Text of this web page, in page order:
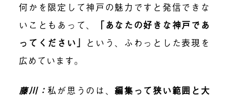
何かを限定して神戸の魅力ですと発信できな
いこともあって、
「あなたの好きな神戸であ
ってください 」 という、ふわっとした表現を
広めています。
藤川：私が思うのは、編集って狭い範囲と大